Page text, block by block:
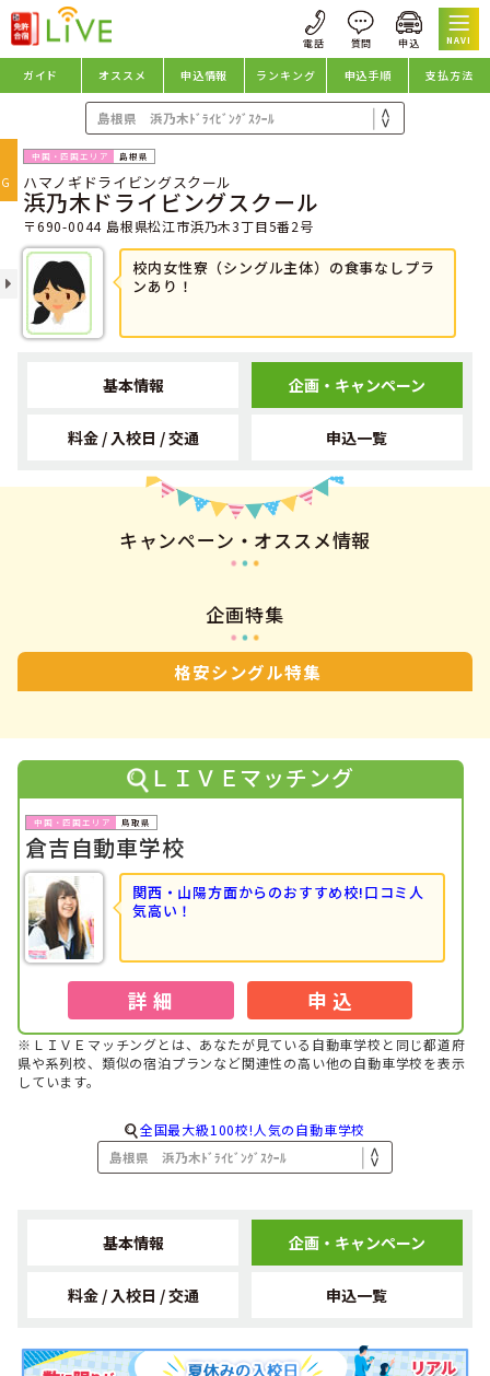
NAVI
ガイド オススメ 申込情報 ランキング 申込手順 支払方法
島根県
ハマノギドライビングスクール
浜乃木ドライビングスクール
〒690-0044 島根県松江市浜乃木3丁目5番2号
校内女性寮（シングル主体）の食事なしプラ
ンあり！
基本情報 企画・キャンペーン
料金 / 入校日 / 交通 申込一覧
キャンペーン・オススメ情報
企画特集
格安シングル特集
ＬＩＶＥマッチング
鳥取県
倉吉自動車学校
関西・山陽方面からのおすすめ校!口コミ人
気高い！
詳 細 申 込
※ＬＩＶＥマッチングとは、あなたが見ている自動車学校と同じ都道府
県や系列校、類似の宿泊プランなど関連性の高い他の自動車学校を表示
しています。
全国最大級100校!人気の自動車学校
基本情報 企画・キャンペーン
料金 / 入校日 / 交通 申込一覧